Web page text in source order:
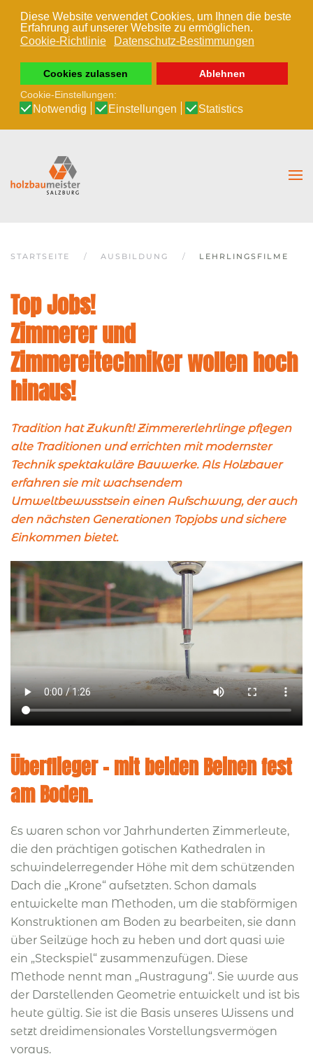
Diese Website verwendet Cookies, um Ihnen die beste
Erfahrung auf unserer Website zu ermöglichen.
Cookie-Richtlinie
Datenschutz-Bestimmungen
Cookies zulassen
Ablehnen
Cookie-Einstellungen:
Notwendig Einstellungen Statistics
Zum Hauptinhalt springen
STARTSEITE AUSBILDUNG LEHRLINGSFILME
Top Jobs!
Zimmerer und
Zimmereitechniker wollen hoch
hinaus!
Tradition hat Zukunft!Zimmererlehrlinge pflegen
alte Traditionen und errichten mit modernster
Technik spektakuläre Bauwerke. Als Holzbauer
erfahren sie mit wachsendem
Umweltbewusstsein einen Aufschwung, der auch
den nächsten Generationen Topjobs und sichere
Einkommen bietet.
Überflieger – mit beiden Beinen fest
am Boden.
Es waren schon vor Jahrhunderten Zimmerleute,
die den prächtigen gotischen Kathedralen in
schwindelerregender Höhe mit dem schützenden
Dach die „Krone“ aufsetzten. Schon damals
entwickelte man Methoden, um die stabförmigen
Konstruktionen am Boden zu bearbeiten, sie dann
über Seilzüge hoch zu heben und dort quasi wie
ein „Steckspiel“ zusammenzufügen. Diese
Methode nennt man „Austragung“. Sie wurde aus
der Darstellenden Geometrie entwickelt und ist bis
heute gültig. Sie ist die Basis unseres Wissens und
setzt dreidimensionales Vorstellungsvermögen
voraus.